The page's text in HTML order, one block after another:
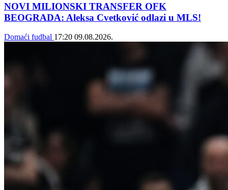
NOVI MILIONSKI TRANSFER OFK
BEOGRADA: Aleksa Cvetković odlazi u MLS!
Domaći fudbal 17:20 09.08.2026.